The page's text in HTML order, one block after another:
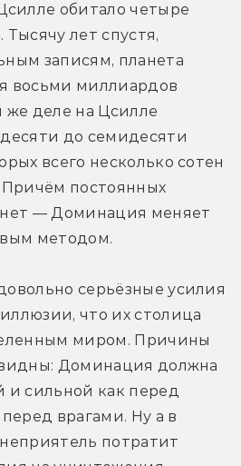
обитало четыре
лет спустя,
записям, планета
восьми миллиардов
деле на Цсилле
до семидесяти
всего несколько сотен
постоянных
— Доминация меняет
методом.
серьёзные усилия
что их столица
миром. Причины
Доминация должна
и сильной как перед
врагами. Ну а в
потратит